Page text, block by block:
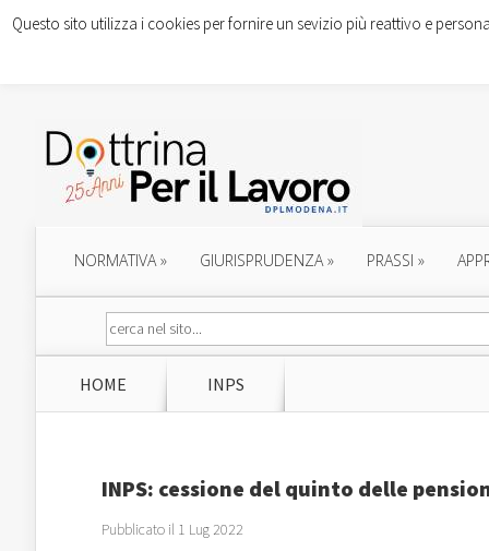
NORMATIVA» GIURISPRUDENZA» PRASSI »
HOME INPS
INPS: cessione del quinto delle
Pubblicato il 1 Lug 2022
Questo sito utilizza i cookies per fornire un sevizio più reattivo e